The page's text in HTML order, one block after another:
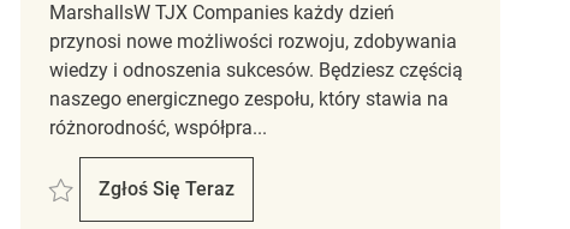
MarshallsW TJX Companies każdy dzień
przynosi nowe możliwości rozwoju, zdobywania
wiedzy i odnoszenia sukcesów. Będziesz częścią
naszego energicznego zespołu, który stawia na
różnorodność, współpra...
Zapisać Retail sales associate REQ108489
Zgłoś Się Teraz
Retail Sales Associate